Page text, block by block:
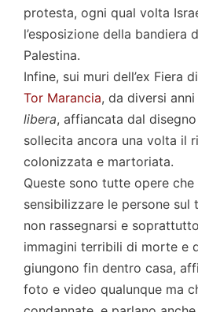
protesta, ogni qual volta
l’esposizione della bandiera
Palestina.
Infine, sui muri dell’ex Fiera
Tor Marancia, da diversi
libera, affiancata dal
sollecita ancora una volta il
colonizzata e martoriata.
Queste sono tutte opere
sensibilizzare le persone sul
non rassegnarsi e
immagini terribili di morte e
giungono fin dentro casa,
foto e video qualunque ma